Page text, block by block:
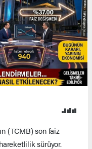
(TCMB) son faiz
sürüyor.